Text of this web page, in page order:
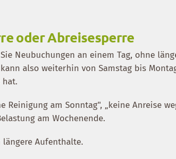
oder Abreisesperre
Neubuchungen an einem Tag, ohne
also weiterhin von Samstag bis
hat.
Reinigung am Sonntag", „keine Anreise
am Wochenende.
Aufenthalte.